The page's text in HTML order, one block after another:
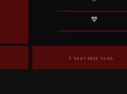
14.07.2023, 11:40,